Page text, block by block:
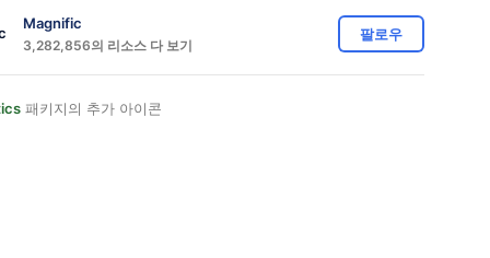
Magnific
3,282,856의 리소스 다 보기
팔로우
패키지의 추가 아이콘